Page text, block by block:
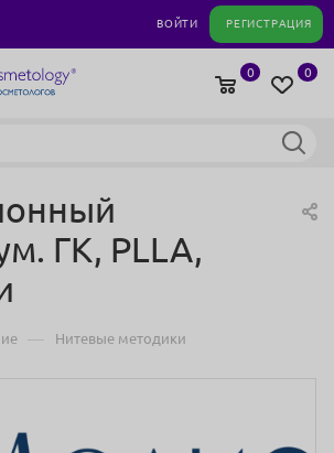
ВОЙТИ РЕГИСТРАЦИЯ
0
0
ГК, PLLA,
— Нитевые методики